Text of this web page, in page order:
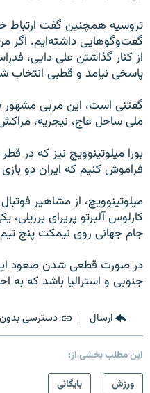
تروسیه همچنین گفت ارتباط
گفت‌وگوهایی داشته‌ایم. اگر
از کنار گذاشتن علی دایی،
پاسخی نیامد و قطبی انتخاب
گفتنی است، این مربی مشهور
ملی ساحل عاج، نیجریه،
بورا میلوتینوویچ نیز که در
فراموش کنیم که ایران دو
کارلوس آلبرتو پریرای
جام جهانی روی نیمکت پنج
در صورت قطعی شدن صعود
جنوبی و استرالیا باشد که به
ارسال دسترسی
این مطلب بخشی از:
ورزش
بایگانی